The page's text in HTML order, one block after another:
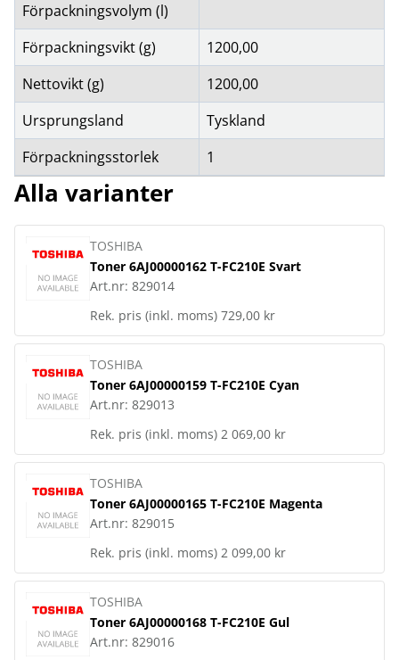
Förpackningsvolym (l)
Förpackningsvikt (g)
1200,00
Nettovikt (g)
1200,00
Ursprungsland
Tyskland
Förpackningsstorlek
1
Alla varianter
TOSHIBA
Toner 6AJ00000162 T-FC210E Svart
Art.nr: 829014
Rek. pris (inkl. moms) 729,00 kr
TOSHIBA
Toner 6AJ00000159 T-FC210E Cyan
Art.nr: 829013
Rek. pris (inkl. moms) 2 069,00 kr
TOSHIBA
Toner 6AJ00000165 T-FC210E Magenta
Art.nr: 829015
Rek. pris (inkl. moms) 2 099,00 kr
TOSHIBA
Toner 6AJ00000168 T-FC210E Gul
Art.nr: 829016